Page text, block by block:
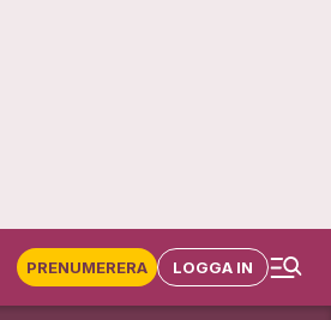
PRENUMERERA LOGGA IN